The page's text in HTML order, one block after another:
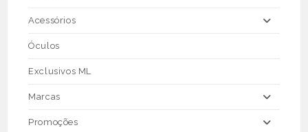
Acessórios
Óculos
Exclusivos ML
Marcas
Promoções